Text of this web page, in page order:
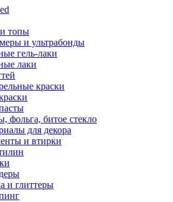
топы
и ультрабонды
гель-лаки
лаки
краски
фольга, битое стекло
для декора
и втирки
и глиттеры